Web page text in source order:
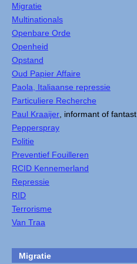
Migratie
Multinationals
Openbare Orde
Openheid
Opstand
Oud Papier Affaire
Paola, Italiaanse repressie
Particuliere Recherche
Paul Kraaijer , informant of fantast
Pepperspray
Politie
Preventief Fouilleren
RCID Kennemerland
Repressie
RID
Terrorisme
Van Traa
Migratie